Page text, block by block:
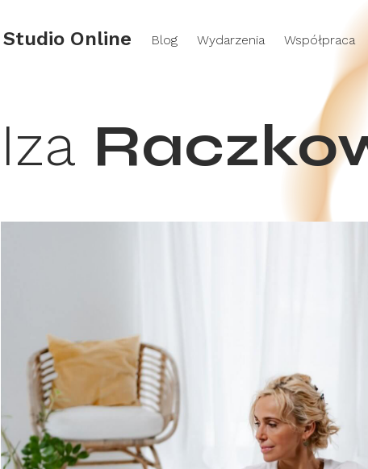
Studio Online Blog Wydarzenia Współpraca
Iza